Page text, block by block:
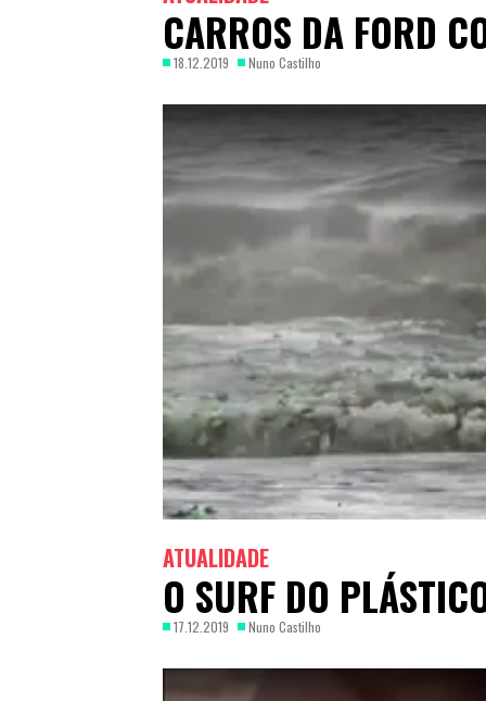
CARROS DA FORD
18.12.2019 Nuno Castilho
ATUALIDADE
O SURF DO
17.12.2019 Nuno Castilho